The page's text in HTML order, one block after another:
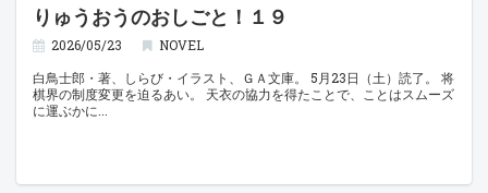
りゅうおうのおしごと！１９
2026/05/23
NOVEL
白鳥士郎・著、しらび・イラスト、ＧＡ文庫。 5月23日（土）読了。 将
棋界の制度変更を迫るあい。 天衣の協力を得たことで、ことはスムーズ
に運ぶかに